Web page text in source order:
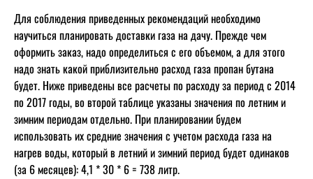
Для соблюдения приведенных рекомендаций необходимо
научиться планировать доставки газа на дачу. Прежде чем
оформить заказ, надо определиться с его объемом, а для этого
надо знать какой приблизительно расход газа пропан бутана
будет. Ниже приведены все расчеты по расходу за период с 2014
по 2017 годы, во второй таблице указаны значения по летним и
зимним периодам отдельно. При планировании будем
использовать их средние значения с учетом расхода газа на
нагрев воды, который в летний и зимний период будет одинаков
(за 6 месяцев): 4,1 * 30 * 6 = 738 литр.